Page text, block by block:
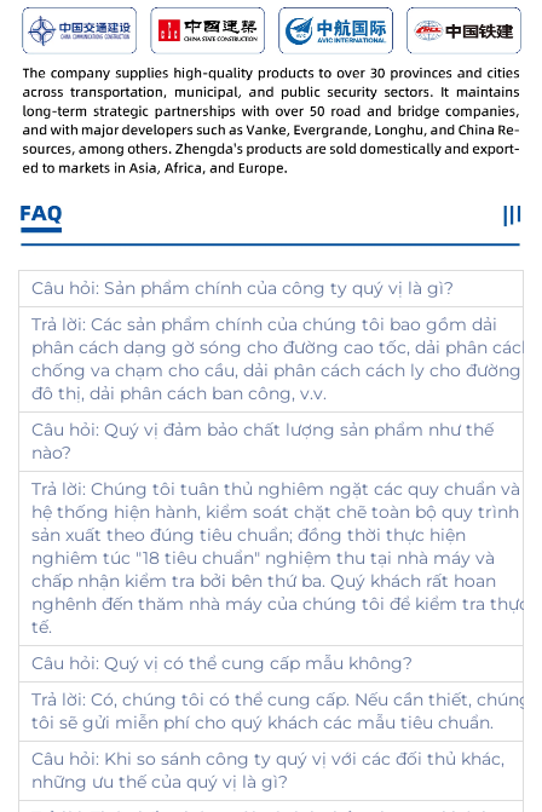
Câu hỏi: Sản phẩm chính của công ty quý vị là gì?
Trả lời: Các sản phẩm chính của chúng tôi bao gồm dải
phân cách dạng gờ sóng cho đường cao tốc, dải phân cách
chống va chạm cho cầu, dải phân cách cách ly cho đường
đô thị, dải phân cách ban công, v.v.
Câu hỏi: Quý vị đảm bảo chất lượng sản phẩm như thế
nào?
Trả lời: Chúng tôi tuân thủ nghiêm ngặt các quy chuẩn và
hệ thống hiện hành, kiểm soát chặt chẽ toàn bộ quy trình
sản xuất theo đúng tiêu chuẩn; đồng thời thực hiện
nghiêm túc "18 tiêu chuẩn" nghiệm thu tại nhà máy và
chấp nhận kiểm tra bởi bên thứ ba. Quý khách rất hoan
nghênh đến thăm nhà máy của chúng tôi để kiểm tra thực
tế.
Câu hỏi: Quý vị có thể cung cấp mẫu không?
Trả lời: Có, chúng tôi có thể cung cấp. Nếu cần thiết, chúng
tôi sẽ gửi miễn phí cho quý khách các mẫu tiêu chuẩn.
Câu hỏi: Khi so sánh công ty quý vị với các đối thủ khác,
những ưu thế của quý vị là gì?